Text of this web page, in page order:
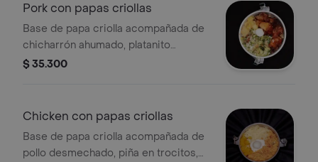
Pork con papas criollas
Base de papa criolla acompañada de
chicharrón ahumado, platanito
maduro, pico de gallo, guacamole y
$ 35.300
Chicken con papas criollas
Base de papa criolla acompañada de
pollo desmechado, piña en trocitos,